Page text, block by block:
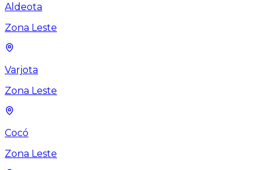
Aldeota
Zona Leste
Varjota
Zona Leste
Cocó
Zona Leste